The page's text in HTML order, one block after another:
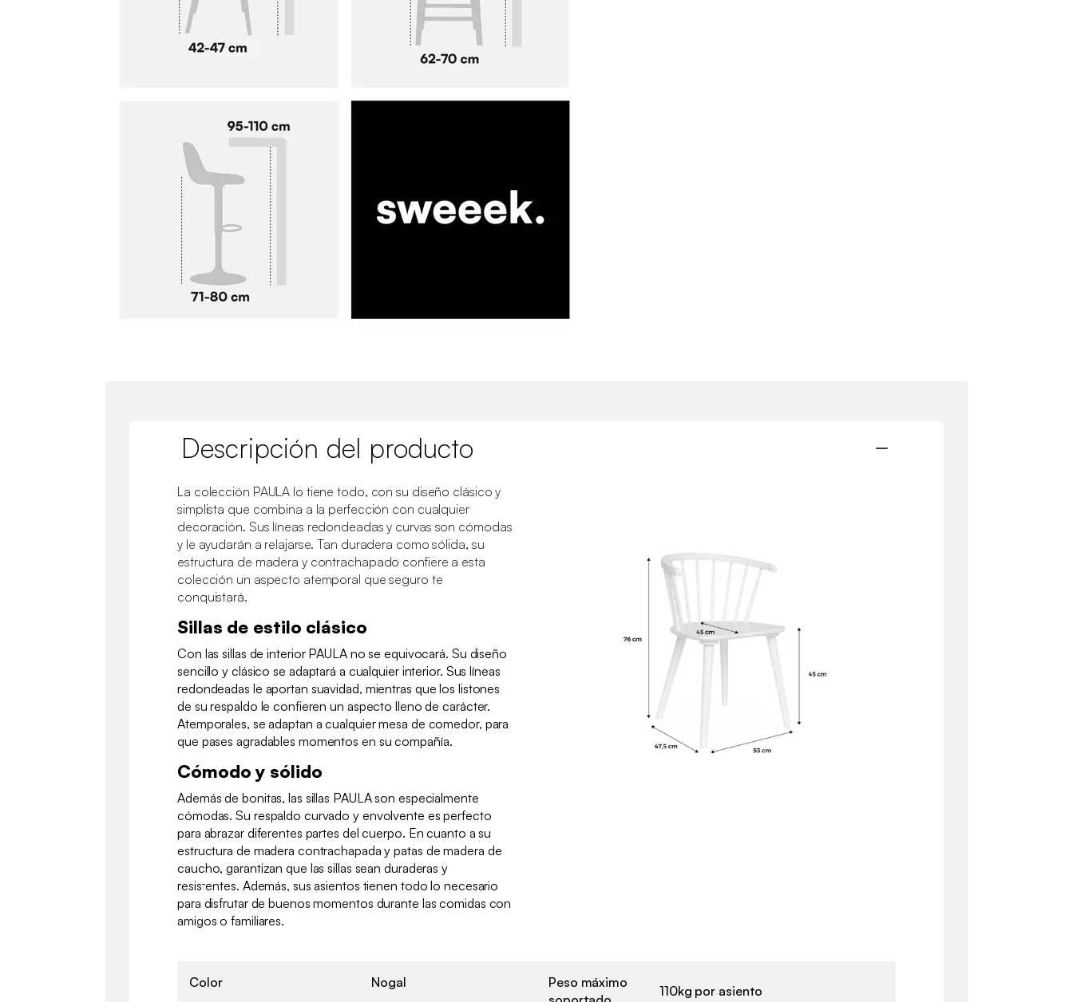
Descripción del producto
La colección PAULA lo tiene todo, con su diseño clásico y
simplista que combina a la perfección con cualquier
decoración. Sus líneas redondeadas y curvas son cómodas
y le ayudarán a relajarse. Tan duradera como sólida, su
estructura de madera y contrachapado confiere a esta
colección un aspecto atemporal que seguro te
conquistará.
Sillas de estilo clásico
Con las sillas de interior PAULA no se equivocará. Su diseño
sencillo y clásico se adaptará a cualquier interior. Sus líneas
redondeadas le aportan suavidad, mientras que los listones
de su respaldo le confieren un aspecto lleno de carácter.
Atemporales, se adaptan a cualquier mesa de comedor, para
que pases agradables momentos en su compañía.
Cómodo y sólido
Además de bonitas, las sillas PAULA son especialmente
cómodas. Su respaldo curvado y envolvente es perfecto
para abrazar diferentes partes del cuerpo. En cuanto a su
estructura de madera contrachapada y patas de madera de
caucho, garantizan que las sillas sean duraderas y
resistentes. Además, sus asientos tienen todo lo necesario
para disfrutar de buenos momentos durante las comidas con
amigos o familiares.
Color Nogal
Peso máximo
110kg por asiento